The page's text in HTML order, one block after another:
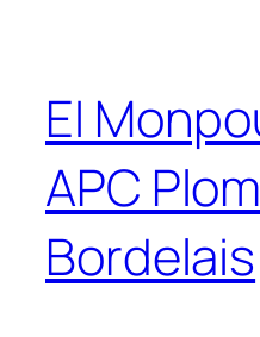
EI
APC
Bordelais